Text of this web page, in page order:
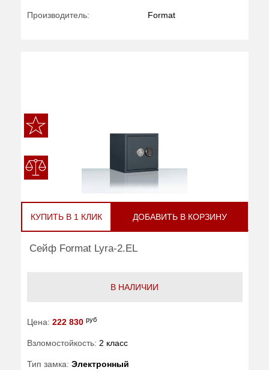
Производитель: Format
КУПИТЬ В 1 КЛИК ДОБАВИТЬ В КОРЗИНУ
Сейф Format Lyra-2.EL
В НАЛИЧИИ
Цена: 222 830 руб
Взломостойкость: 2 класс
Тип замка: Электронный